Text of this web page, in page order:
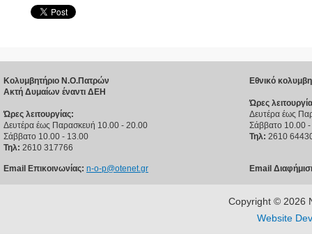
Κολυμβητήριο Ν.Ο.Πατρών
Ακτή Δυμαίων έναντι ΔΕΗ
Ώρες λειτουργίας:
Δευτέρα έως Παρασκευή 10.00 - 20.00
Σάββατο 10.00 - 13.00
Τηλ: 2610 317766
Email Επικοινωνίας: n-o-p@otenet.gr
Εθνικό
Ώρες
Δευτέρα έως
Σάββατο 10.00
Τηλ: 2610
Email
Copyright © 2026
Website